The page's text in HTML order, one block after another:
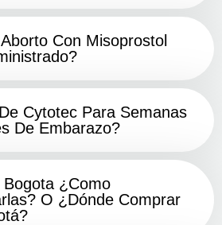
Con Misoprostol
Cytotec Para Semanas
De Embarazo?
Bogota ¿Como
O ¿Dónde Comprar